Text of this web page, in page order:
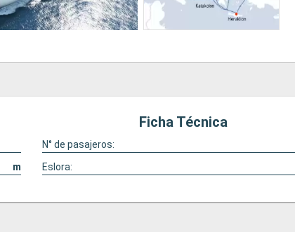
Ficha Técnica
N° de pasajeros:
m Eslora: